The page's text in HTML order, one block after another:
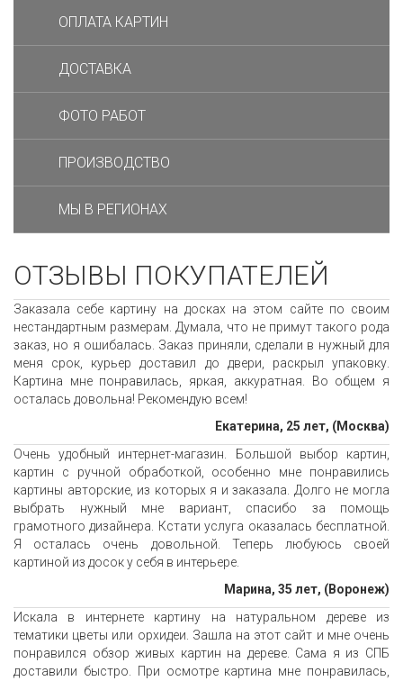
ОПЛАТА КАРТИН
ДОСТАВКА
ФОТО РАБОТ
ПРОИЗВОДСТВО
МЫ В РЕГИОНАХ
ОТЗЫВЫ ПОКУПАТЕЛЕЙ
Заказала себе картину на досках на этом сайте по своим
нестандартным размерам. Думала, что не примут такого рода
заказ, но я ошибалась. Заказ приняли, сделали в нужный для
меня срок, курьер доставил до двери, раскрыл упаковку.
Картина мне понравилась, яркая, аккуратная. Во общем я
осталась довольна! Рекомендую всем!
Екатерина, 25 лет, (Москва)
Очень удобный интернет-магазин. Большой выбор картин,
картин с ручной обработкой, особенно мне понравились
картины авторские, из которых я и заказала. Долго не могла
выбрать нужный мне вариант, спасибо за помощь
грамотного дизайнера. Кстати услуга оказалась бесплатной.
Я осталась очень довольной. Теперь любуюсь своей
картиной из досок у себя в интерьере.
Марина, 35 лет, (Воронеж)
Искала в интернете картину на натуральном дереве из
тематики цветы или орхидеи. Зашла на этот сайт и мне очень
понравился обзор живых картин на дереве. Сама я из СПБ
доставили быстро. При осмотре картина мне понравилась,